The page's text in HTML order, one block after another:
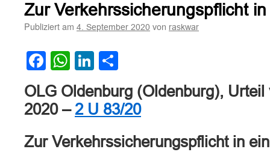
Zur Verkehrssicherungspflicht
Publiziert am 4. September 2020 von raskwar
Facebook
WhatsApp
LinkedIn
OLG Oldenburg (Oldenburg),
2020 – 2 U 83/20
Zur Verkehrssicherungspflicht in